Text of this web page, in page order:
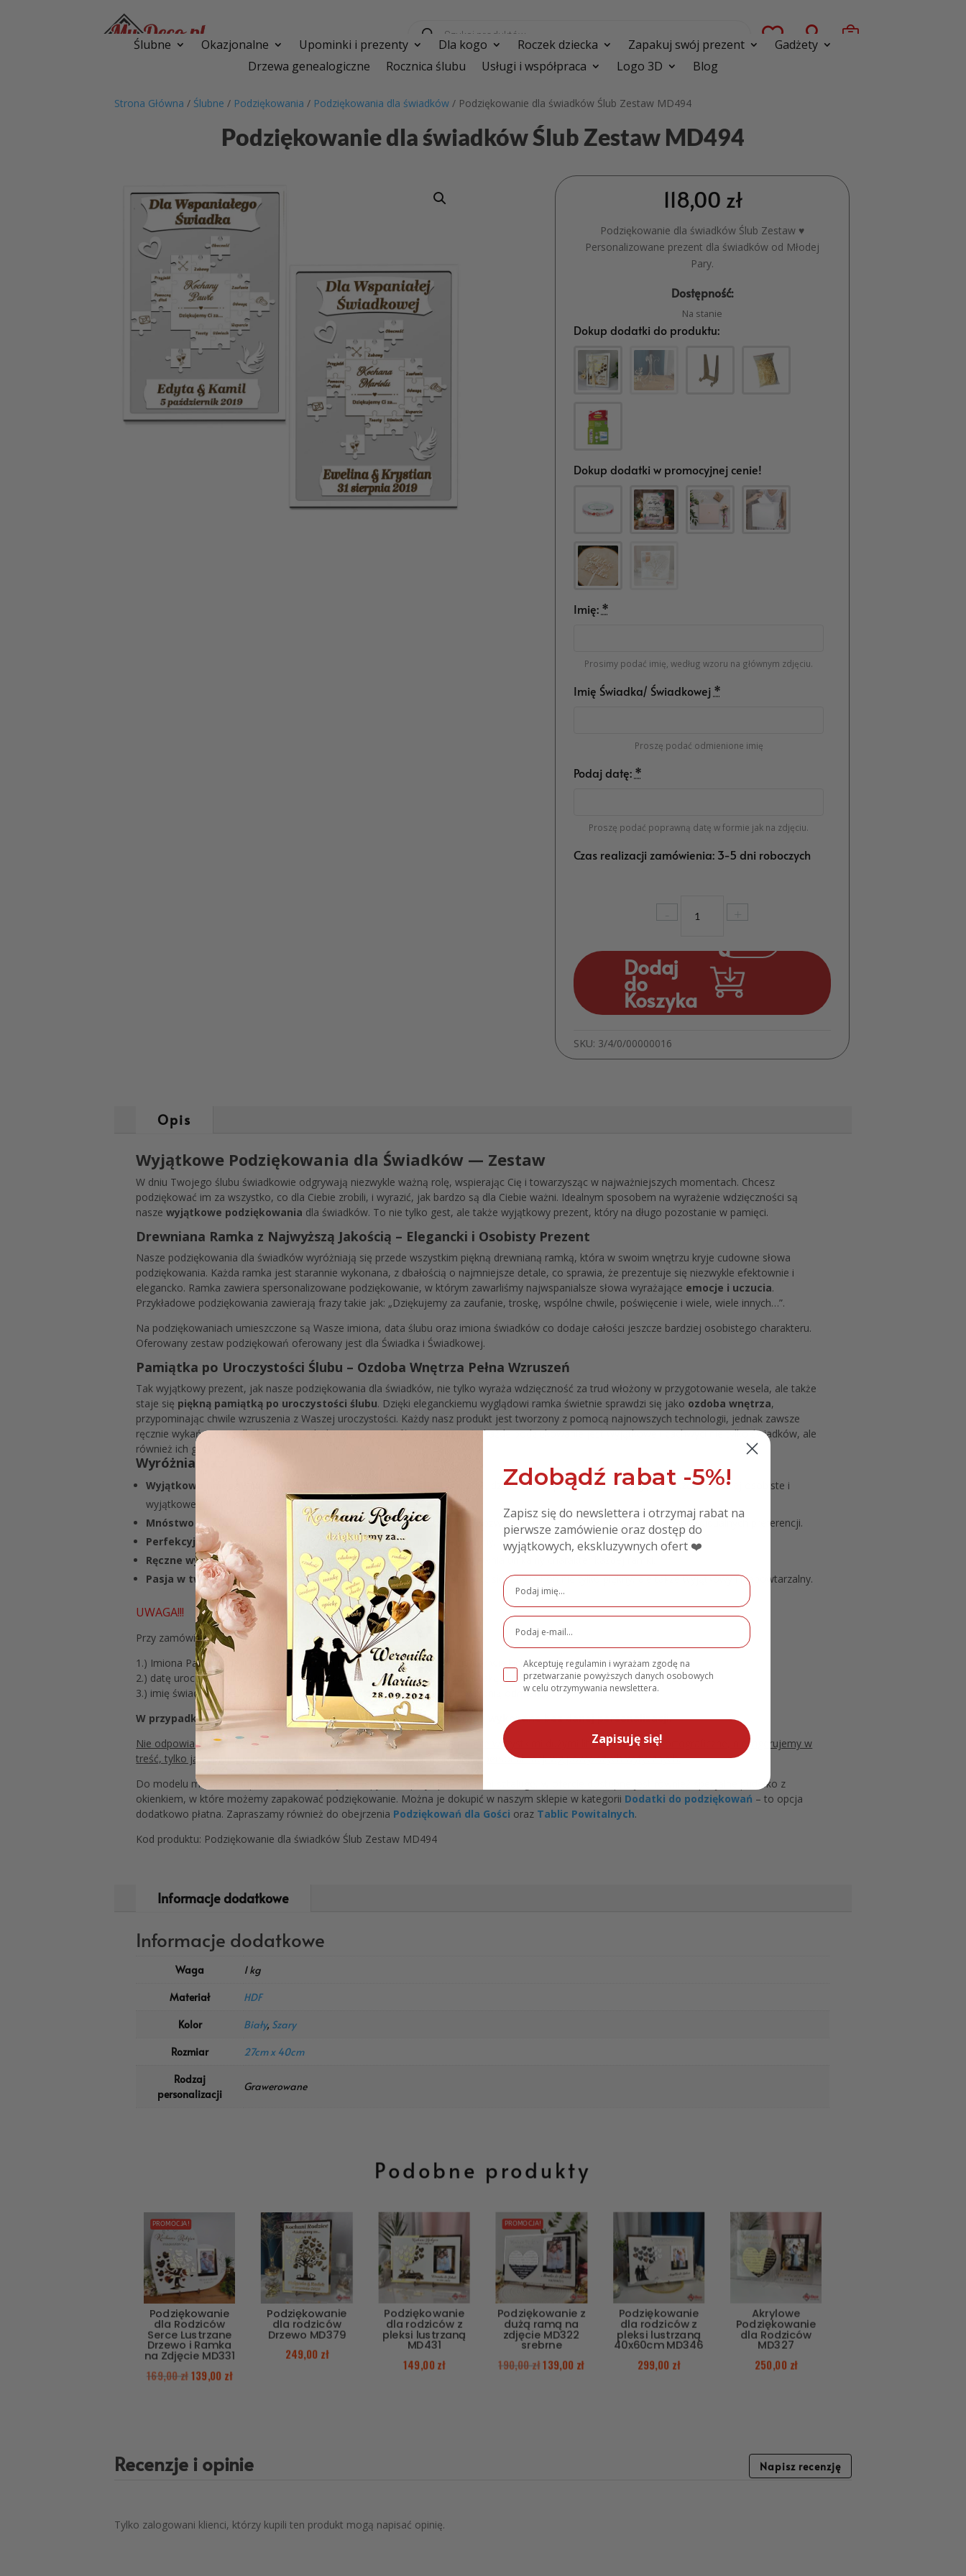
produktów   
Ślubne Okazjonalne Upominki i prezenty Dla kogo Roczek dziecka Zapakuj swój prezent
Gadżety
Drzewa genealogiczne
Rocznica ślubu Usługi i współpraca Logo 3D Blog
Strona Główna / Ślubne / Podziękowania / Podziękowania dla świadków / Podziękowanie dla świadków Ślub Zestaw MD494
Podziękowanie dla świadków Ślub Zestaw MD494
118,00 zł
Podziękowanie dla świadków Ślub Zestaw ♥
Personalizowane prezent dla świadków od Młodej
Pary.
Dostępność:
Na stanie
Dokup dodatki do produktu:
Dokup dodatki w promocyjnej cenie!
Imię: *
Prosimy podać imię, według wzoru na głównym zdjęciu.
Imię Świadka/ Świadkowej *
Proszę podać odmienione imię
Podaj datę: *
Proszę podać poprawną datę w formie jak na zdjęciu.
Czas realizacji zamówienia: 3-5 dni roboczych
-
Podziękowanie
świadków
MD494
+
Dodaj
do
Koszyka
SKU: 3/4/0/00000016
Opis
Wyjątkowe Podziękowania dla Świadków — Zestaw
W dniu Twojego ślubu świadkowie odgrywają niezwykle ważną rolę, wspierając Cię i towarzysząc w najważniejszych momentach. Chcesz
podziękować im za wszystko, co dla Ciebie zrobili, i wyrazić, jak bardzo są dla Ciebie ważni. Idealnym sposobem na wyrażenie wdzięczności są
naszewyjątkowe podziękowania dla świadków. To nie tylko gest, ale także wyjątkowy prezent, który na długo pozostanie w pamięci.
Drewniana Ramka z Najwyższą Jakością – Elegancki i Osobisty Prezent
Nasze podziękowania dla świadków wyróżniają się przede wszystkim piękną drewnianą ramką, która w swoim wnętrzu kryje cudowne słowa
podziękowania. Każda ramka jest starannie wykonana, z dbałością o najmniejsze detale, co sprawia, że prezentuje się niezwykle efektownie i
elegancko. Ramka zawiera spersonalizowane podziękowanie, w którym zawarliśmy najwspanialsze słowa wyrażające emocje i uczucia.
Przykładowe podziękowania zawierają frazy takie jak: „Dziękujemy za zaufanie, troskę, wspólne chwile, poświęcenie i wiele, wiele innych…”.
Na podziękowaniach umieszczone są Wasze imiona, data ślubu oraz imiona świadków co dodaje całości jeszcze bardziej osobistego charakteru.
Oferowany zestaw podziękowań oferowany jest dla Świadka i Świadkowej.
Pamiątka po Uroczystości Ślubu – Ozdoba Wnętrza Pełna Wzruszeń
Tak wyjątkowy prezent, jak nasze podziękowania dla świadków, nie tylko wyraża wdzięczność za trud włożony w przygotowanie wesela, ale także
staje się piękną pamiątką po uroczystości ślubu. Dzięki eleganckiemu wyglądowi ramka świetnie sprawdzi się jako ozdoba wnętrza,
przypominając chwile wzruszenia z Waszej uroczystości. Każdy nasz produkt jest tworzony z pomocą najnowszych technologii, jednak zawsze
ręcznie wykańczany z dbałością o najdrobniejszy szczegół. To sprawia, że każde podziękowanie jest wyjątkowe i zachwyci nie tylko świadków, ale
również ich gości.
Wyróżnia Nas:
Wyjątkowa i niepowtarzalna kolorystyka
: Każda ramka jest unikalna, dzięki czemu podziękowania stają się jeszcze bardziej osobiste i
wyjątkowe.
Mnóstwo wzorów do wyboru
: Oferujemy szeroki wybór wzorów, co pozwala na dopasowanie podziękowań do indywidualnych preferencji.
Perfekcyjna jakość wykonania
: Każdy detal jest starannie dopracowany, co gwarantuje najwyższą jakość.
Ręczne wykończenie: Każdy produkt jest ręcznie wykańczany, co zapewnia unikalny charakter każdej ramki.
Pasja w tworzeniu: Do każdego projektu podchodzimy z pasją, starając się, aby był on nie tylko piękny, ale także wyjątkowy i niepowtarzalny.
UWAGA!!!
Przy zamówieniu prosimy o podanie danych do personalizacji:
1.) Imiona Pary Młodej:
Marta & Sebastian (proszę nie pisać wszystkich liter wielkich)
2.) datę uroczystości:
21 października 2019 (prosimy zachować dokładnie taką formę daty)
3.) imię świadkowej i świadka: Pawle, Mariolu(prosimy zachować odpowiednią odmianę)
W przypadku nie podania którejkolwiek z danych produkty zostaną wykonane bez danej personalizacji.
Nie odpowiadamy za: wszelkiego rodzaju literówki, błędną odmianę, pisanie wszystkimi dużymi literami czy błędy ortograficzne, nie ingerujemy w
treść, tylko ją kopiujemy i drukujemy, dlatego prosimy o staranne podanie personalizacji wgpowyższych wytycznych.
Do modelu można dokupić dodatkowo stojak, rzepy samoprzylepne lub mini sztalugę, w ofercie dostępne jest również specjalne pudełko z
okienkiem, w które możemy zapakować podziękowanie. Można je dokupić w naszym sklepie w kategorii Dodatki do podziękowań – to opcja
dodatkowo płatna. Zapraszamy również do obejrzenia Podziękowań dla Gości oraz Tablic Powitalnych.
Kod produktu: Podziękowanie dla świadków Ślub Zestaw MD494
Informacje dodatkowe
Informacje dodatkowe
Waga
1 kg
Materiał
HDF
Kolor
Biały, Szary
Rozmiar
27cm x 40cm
Rodzaj
personalizacji
Grawerowane
Podobne produkty
PROMOCJA!
Podziękowanie
dla Rodziców
Serce Lustrzane
Drzewo i Ramka
na Zdjęcie MD331
169,00zł139,00 zł
Podziękowanie
dla rodziców
Drzewo MD379
249,00 zł
Podziękowanie
dla rodziców z
pleksi lustrzaną
MD431
149,00zł
PROMOCJA!
Podziękowanie z
dużą ramą na
zdjęcie MD322
srebrne
190,00 zł139,00 zł
Podziękowanie
dla rodziców z
pleksi lustrzaną
40x60cm MD346
299,00 zł
Akrylowe
Podziękowanie
dla Rodziców
MD327
250,00 zł
Recenzje i opinie Napisz recenzję
Tylko zalogowani klienci, którzy kupili ten produkt mogą napisać opinię.
Zdobądź rabat -5%!
Zapisz się do newslettera i otrzymaj rabat na
pierwsze zamówienie oraz dostęp do
wyjątkowych, ekskluzywnych ofert ❤️
Akceptuję regulamin i wyrażam zgodę na
przetwarzanie powyższych danych osobowych
w celu otrzymywania newslettera.
Zapisuję się!